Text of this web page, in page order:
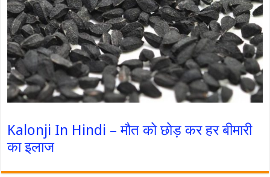
Kalonji In Hindi – मौत को छोड़ कर हर बीमारी
का इलाज